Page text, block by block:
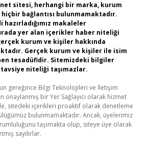
sitesi, herhangi bir marka, kurum
bağlantısı bulunmamaktadır.
hazırladığımız makaleler
yer alan içerikler haber niteliği
kurum ve kişiler hakkında
Gerçek kurum ve kişiler ile isim
tesadüfidir. Sitemizdeki bilgiler
niteliği taşımazlar.
gereğince Bilgi Teknolojileri ve İletişim
onaylanmış bir Yer Sağlayıcı olarak hizmet
sitedeki içerikleri proaktif olarak denetleme
bulunmamaktadır. Ancak, üyelerimiz
taşımakta olup, siteye üye olarak
sayılırlar.